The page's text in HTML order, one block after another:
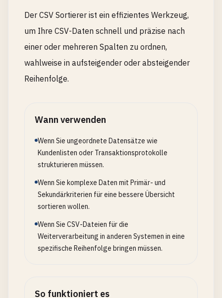
Der CSV Sortierer ist ein effizientes Werkzeug,
um Ihre CSV-Daten schnell und präzise nach
einer oder mehreren Spalten zu ordnen,
wahlweise in aufsteigender oder absteigender
Reihenfolge.
Wann verwenden
Wenn Sie ungeordnete Datensätze wie
Kundenlisten oder Transaktionsprotokolle
strukturieren müssen.
Wenn Sie komplexe Daten mit Primär- und
Sekundärkriterien für eine bessere Übersicht
sortieren wollen.
Wenn Sie CSV-Dateien für die
Weiterverarbeitung in anderen Systemen in eine
spezifische Reihenfolge bringen müssen.
So funktioniert es